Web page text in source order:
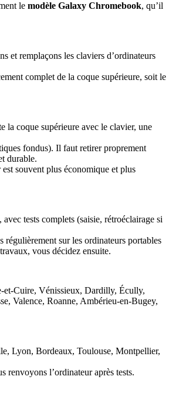
le modèle Galaxy Chromebook, qu’il
et remplaçons les claviers d’ordinateurs
complet de la coque supérieure, soit le
la coque supérieure avec le clavier, une
fondus). Il faut retirer proprement
durable.
souvent plus économique et plus
tests complets (saisie, rétroéclairage si
régulièrement sur les ordinateurs portables
vous décidez ensuite.
Cuire, Vénissieux, Dardilly, Écully,
Valence, Roanne, Ambérieu-en-Bugey,
Lyon, Bordeaux, Toulouse, Montpellier,
renvoyons l’ordinateur après tests.